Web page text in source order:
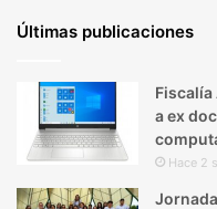
Últimas publicaciones
a ex
Hace 2